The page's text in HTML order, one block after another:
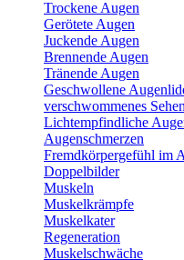
Trockene Augen
Gerötete Augen
Juckende Augen
Brennende Augen
Tränende Augen
Geschwollene
verschwommenes Sehen
Lichtempfindliche
Augenschmerzen
Fremdkörpergefühl im
Doppelbilder
Muskeln
Muskelkrämpfe
Muskelkater
Regeneration
Muskelschwäche